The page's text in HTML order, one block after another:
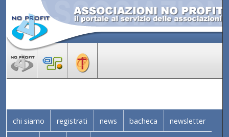
chi siamo registrati news bacheca newsletter